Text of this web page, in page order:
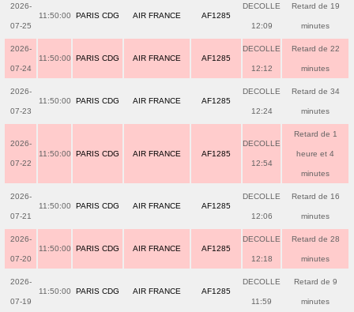
2026-
07-25
11:50:00 PARIS CDG AIR FRANCE AF1285
DECOLLE
12:09
Retard de 19
minutes
2026-
07-24
11:50:00 PARIS CDG AIR FRANCE AF1285
DECOLLE
12:12
Retard de 22
minutes
2026-
07-23
11:50:00 PARIS CDG AIR FRANCE AF1285
DECOLLE
12:24
Retard de 34
minutes
2026-
07-22
11:50:00 PARIS CDG AIR FRANCE AF1285
DECOLLE
12:54
Retard de 1
heure et 4
minutes
2026-
07-21
11:50:00 PARIS CDG AIR FRANCE AF1285
DECOLLE
12:06
Retard de 16
minutes
2026-
07-20
11:50:00 PARIS CDG AIR FRANCE AF1285
DECOLLE
12:18
Retard de 28
minutes
2026-
07-19
11:50:00 PARIS CDG AIR FRANCE AF1285
DECOLLE
11:59
Retard de 9
minutes